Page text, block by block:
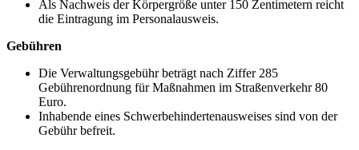
Als Nachweis der Körpergröße unter 150 Zentimetern reicht
die Eintragung im Personalausweis.
Gebühren
Die Verwaltungsgebühr beträgt nach Ziffer 285
Gebührenordnung für Maßnahmen im Straßenverkehr 80
Euro.
Inhabende eines Schwerbehindertenausweises sind von der
Gebühr befreit.